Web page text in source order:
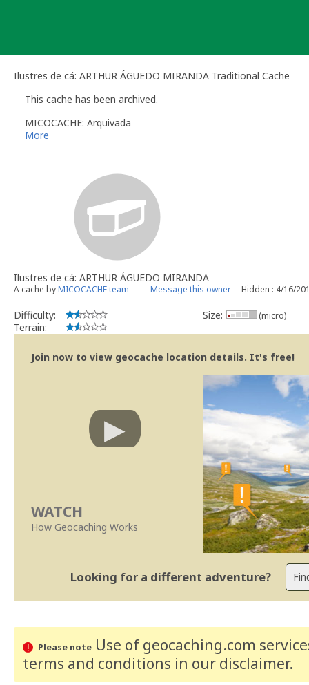
Ilustres de cá: ARTHUR ÁGUEDO MIRANDA Traditional Cache
This cache has been archived.
MICOCACHE: Arquivada
More
Ilustres de cá: ARTHUR ÁGUEDO MIRANDA
A cache byMICOCACHE team Message this owner Hidden : 4/16/
Difficulty:
Terrain:
Size: (micro)
Join now to view geocache location details. It's free!
WATCH
How Geocaching Works
Looking for a different adventure?
Please noteUse of geocaching.com
terms and conditions in our disclaimer.